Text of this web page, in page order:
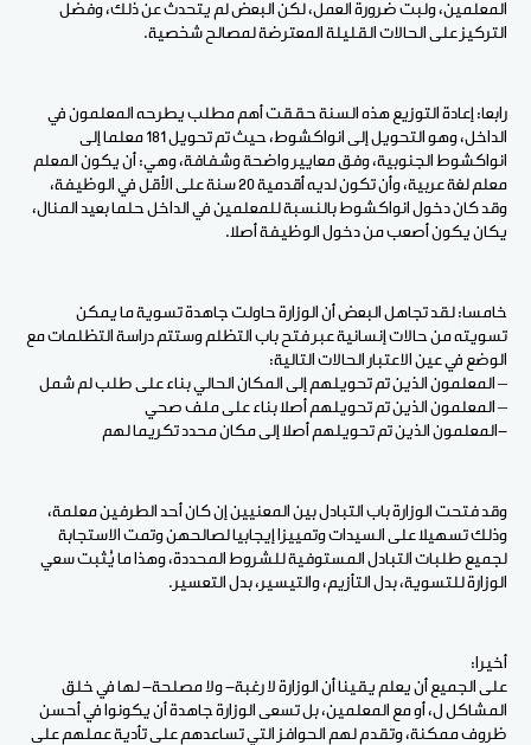
المعلمين، ولبت ضرورة العمل، لكن البعض لم يتحدث عن ذلك، وفضل
التركيز على الحالات القليلة المعترضة لمصالح شخصية.
رابعا: إعادة التوزيع هذه السنة حققت أهم مطلب يطرحه المعلمون في
الداخل، وهو التحويل إلى انواكشوط، حيث تم تحويل 181 معلما إلى
انواكشوط الجنوبية، وفق معايير واضحة وشفافة، وهي: أن يكون المعلم
معلم لغة عربية، وأن تكون لديه أقدمية 20 سنة على الأقل في الوظيفة،
وقد كان دخول انواكشوط بالنسبة للمعلمين في الداخل حلما بعيد المنال،
يكان يكون أصعب من دخول الوظيفة أصلا.
خامسا: لقد تجاهل البعض أن الوزارة حاولت جاهدة تسوية ما يمكن
تسويته من حالات إنسانية عبر فتح باب التظلم وستتم دراسة التظلمات مع
الوضع في عين الاعتبار الحالات التالية:
– المعلمون الذين تم تحويلهم إلى المكان الحالي بناء على طلب لم شمل
– المعلمون الذين تم تحويلهم أصلا بناء على ملف صحي
-المعلمون الذين تم تحويلهم أصلا إلى مكان محدد تكريما لهم
وقد فتحت الوزارة باب التبادل بين المعنيين إن كان أحد الطرفين معلمة،
وذلك تسهيلا على السيدات وتمييزا إيجابيا لصالحهن وتمت الاستجابة
لجميع طلبات التبادل المستوفية للشروط المحددة، وهذا ما يُثبت سعي
الوزارة للتسوية، بدل التأزيم، والتيسير، بدل التعسير.
أخيرا:
على الجميع أن يعلم يقينا أن الوزارة لا رغبة- ولا مصلحة- لها في خلق
المشاكل ل، أو مع المعلمين، بل تسعى الوزارة جاهدة أن يكونوا في أحسن
ظروف ممكنة، وتقدم لهم الحوافز التي تساعدهم على تأدية عملهم على